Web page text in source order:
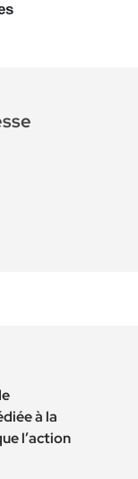
à la
l’action